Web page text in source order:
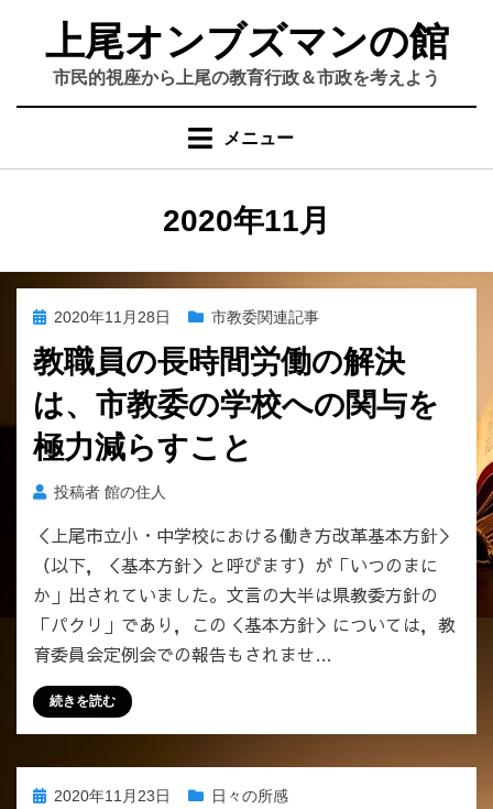
上尾オンブズマンの館
市民的視座から上尾の教育行政＆市政を考えよう
メニュー
月
:
2020年11月
投
日:
2020年11月28日 市教委関連記事
教職員の長時間労働の解決
は、市教委の学校への関与を
極力減らすこと
投稿者 館の住人
＜上尾市立小・中学校における働き方改革基本方針＞
（以下，＜基本方針＞と呼びます）が「いつのまに
か」出されていました。文言の大半は県教委方針の
「パクリ」であり，この＜基本方針＞については，教
育委員会定例会での報告もされませ…
続きを読む
投 2020年11月23日 日々の所感